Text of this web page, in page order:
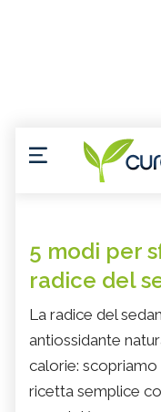
5 modi per
radice del
La radice del
antiossidante
calorie: scopriamo
ricetta semplice